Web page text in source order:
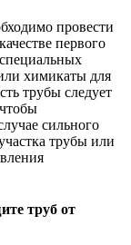
провести
первого
химикаты для
трубы следует
сильного
трубы или
труб от